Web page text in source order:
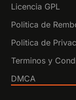
Licencia GPL
Politica de
Politica de
Terminos y
DMCA